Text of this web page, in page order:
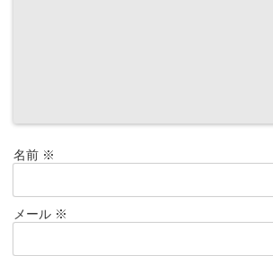
名前 ※
メール ※